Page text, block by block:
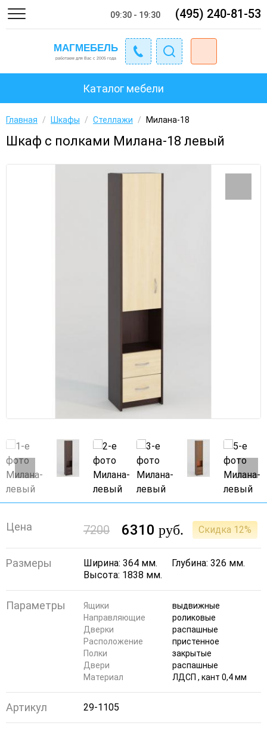
09:30 - 19:30 (495) 240-81-53
Каталог мебели
Главная / Шкафы / Стеллажи / Милана-18
Шкаф с полками Милана-18 левый
Цена 7200 6310 руб. Скидка 12%
Размеры Ширина: 364 мм.
Глубина: 326 мм.
Высота: 1838 мм.
Параметры Ящики
выдвижные
Направляющие
роликовые
Дверки
распашные
Расположение
пристенное
Полки
закрытые
Двери
распашные
Материал
ЛДСП , кант 0,4 мм
Артикул 29-1105